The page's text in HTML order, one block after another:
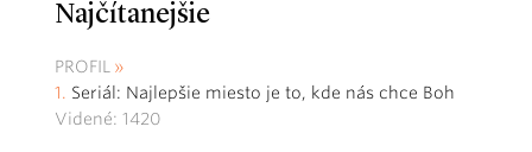
Najčítanejšie
PROFIL
Seriál: Najlepšie miesto je to, kde nás chce Boh
Videné: 1420